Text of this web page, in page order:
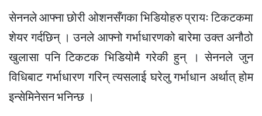
सेननले आफ्ना छोरी ओशनसँगका भिडियोहरु प्रायः टिकटकमा
शेयर गर्दछिन् । उनले आफ्नो गर्भाधारणको बारेमा उक्त अनौठो
खुलासा पनि टिकटक भिडियोमै गरेकी हुन् । सेननले जुन
विधिबाट गर्भाधारण गरिन् त्यसलाई घरेलु गर्भाधान अर्थात् होम
इन्सेमिनेसन भनिन्छ ।